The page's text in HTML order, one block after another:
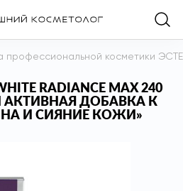
профессиональной косметики
RADIANCE MAX 240
ДОБАВКА К
И СИЯНИЕ КОЖИ»